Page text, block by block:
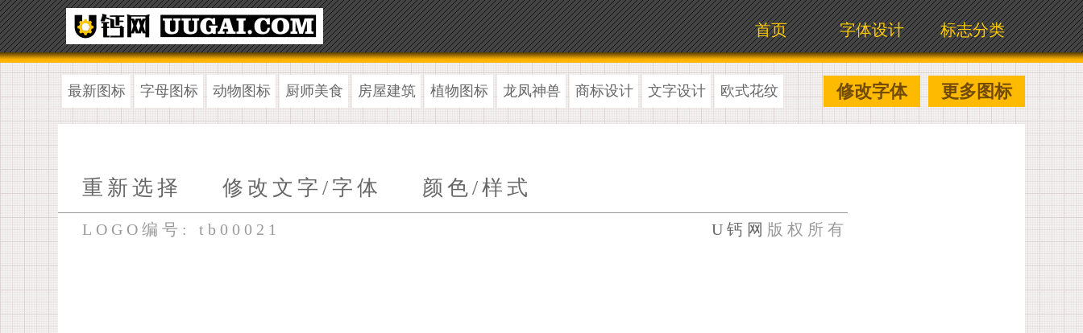
标志分类
字体设计
首页
最新图标 字母图标 动物图标 厨师美食 房屋建筑 植物图标 龙凤神兽 商标设计 文字设计 欧式花纹 更多图标
修改字体
重新选择 修改文字/字体 颜色/样式
LOGO编号: tb00021 U钙网 版权所有